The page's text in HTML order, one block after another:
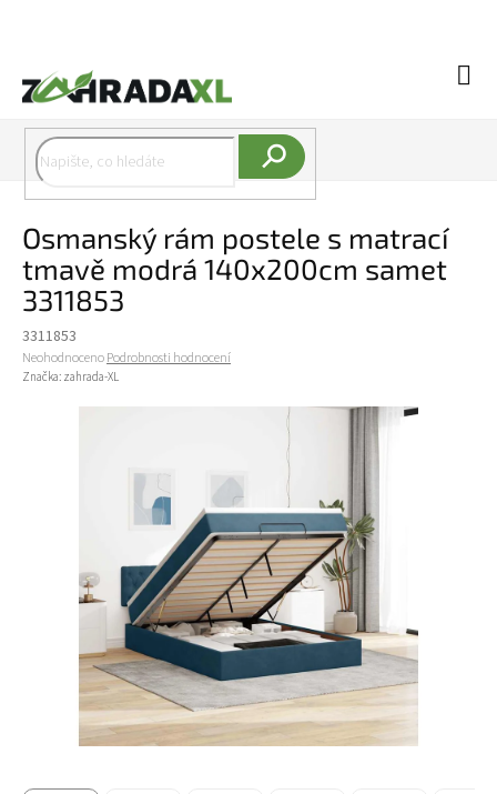
Osmanský rám postele s matrací
tmavě modrá 140x200cm samet
3311853
3311853
Průměrné hodnocení produktu je 0,0 z 5 hvězdiček.
NeohodnocenoPodrobnosti hodnocení
Značka: zahrada-XL